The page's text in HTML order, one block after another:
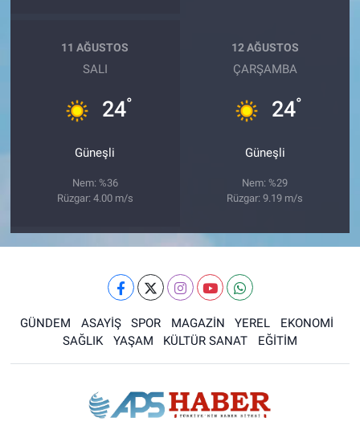
11 AĞUSTOS
SALI
24°
Güneşli
Nem: %36
Rüzgar: 4.00 m/s
12 AĞUSTOS
ÇARŞAMBA
24°
Güneşli
Nem: %29
Rüzgar: 9.19 m/s
GÜNDEM ASAYİŞ SPOR MAGAZİN YEREL
EKONOMİ
SAĞLIK
YAŞAM KÜLTÜR SANAT EĞİTİM